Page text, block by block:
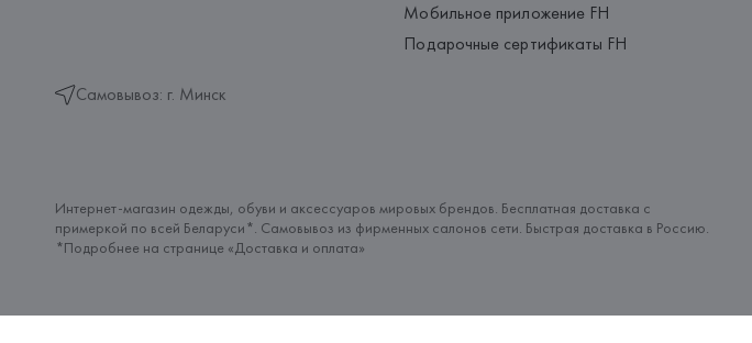
Самовывоз: г. Минск
Мобильное приложение FH
Подарочные сертификаты FH
Интернет-магазин одежды, обуви и аксессуаров мировых брендов. Бесплатная доставка с
примеркой по всей Беларуси*. Самовывоз из фирменных салонов сети. Быстрая доставка в Россию.
*Подробнее на странице «Доставка и оплата»